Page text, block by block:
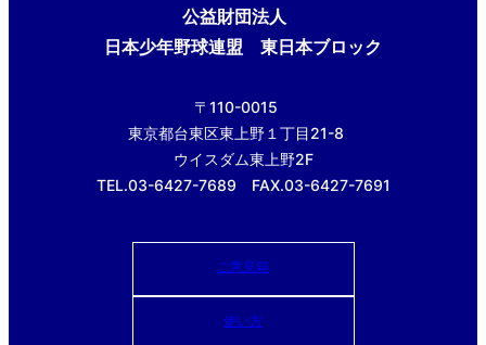
公益財団法人
日本少年野球連盟 東日本ブロック
〒110-0015
東京都台東区東上野１丁目21-8
ウイスダム東上野2F
TEL.03-6427-7689 FAX.03-6427-7691
ご意見箱
使い方